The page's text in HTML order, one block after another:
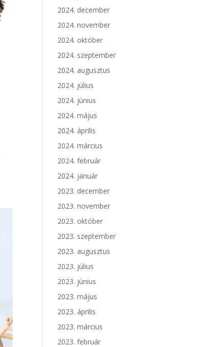
2024. december
2024. november
2024. október
2024. szeptember
2024. augusztus
2024. július
2024. június
2024. május
2024. április
2024. március
2024. február
2024. január
2023. december
2023. november
2023. október
2023. szeptember
2023. augusztus
2023. július
2023. június
2023. május
2023. április
2023. március
2023. február